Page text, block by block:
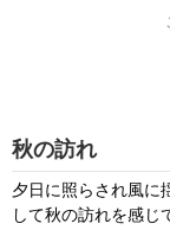
秋の訪れ
夕日に照らされ風に
して秋の訪れを感じ